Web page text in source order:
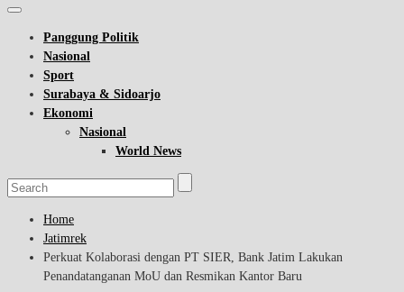
Panggung Politik
Nasional
Sport
Surabaya & Sidoarjo
Ekonomi
Nasional
World News
Home
Jatimrek
Perkuat Kolaborasi dengan PT SIER, Bank Jatim Lakukan
Penandatanganan MoU dan Resmikan Kantor Baru